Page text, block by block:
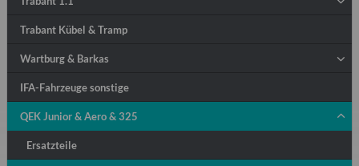
Trabant Kübel & Tramp
Wartburg & Barkas
IFA-Fahrzeuge sonstige
QEK Junior & Aero & 325
Ersatzteile